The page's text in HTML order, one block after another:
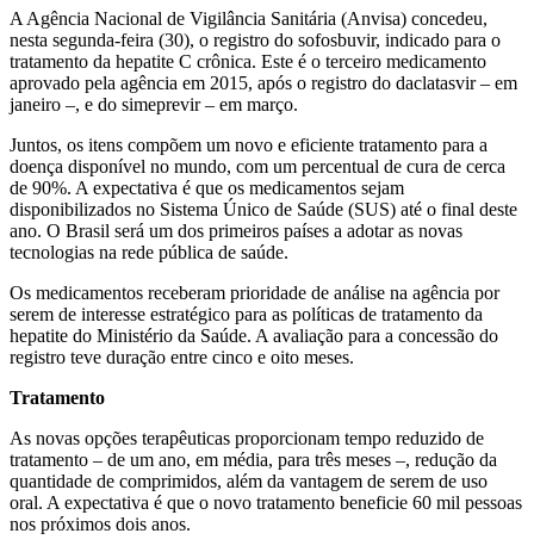
registro
de
novo
medicamento
para
C
crônica
A Agência Nacional de Vigilância Sanitária (Anvisa) concedeu,
nesta segunda-feira (30), o registro do sofosbuvir, indicado para o
tratamento da hepatite C crônica. Este é o terceiro medicamento
aprovado pela agência em 2015, após o registro do daclatasvir – em
janeiro –, e do simeprevir – em março.
Juntos, os itens compõem um novo e eficiente tratamento para a
doença disponível no mundo, com um percentual de cura de cerca
de 90%. A expectativa é que os medicamentos sejam
disponibilizados no Sistema Único de Saúde (SUS) até o final deste
ano. O Brasil será um dos primeiros países a adotar as novas
tecnologias na rede pública de saúde.
Os medicamentos receberam prioridade de análise na agência por
serem de interesse estratégico para as políticas de tratamento da
hepatite do Ministério da Saúde. A avaliação para a concessão do
registro teve duração entre cinco e oito meses.
Tratamento
As novas opções terapêuticas proporcionam tempo reduzido de
tratamento – de um ano, em média, para três meses –, redução da
quantidade de comprimidos, além da vantagem de serem de uso
oral. A expectativa é que o novo tratamento beneficie 60 mil pessoas
nos próximos dois anos.